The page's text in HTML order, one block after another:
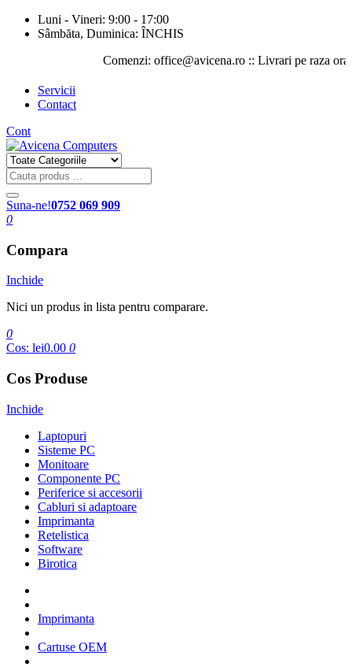
Luni - Vineri: 9:00 - 17:00
Sâmbăta, Duminica: ÎNCHIS
Comenzi: office@avicena.ro :: Livrari pe raza
Servicii
Contact
Cont
Suna-ne!0752 069 909
0
Compara
Inchide
Nici un produs in lista pentru comparare.
0
Cos: lei0.00 0
Cos Produse
Inchide
Laptopuri
Sisteme PC
Monitoare
Componente PC
Periferice si accesorii
Cabluri si adaptoare
Imprimanta
Retelistica
Software
Birotica
Imprimanta
Cartuse OEM